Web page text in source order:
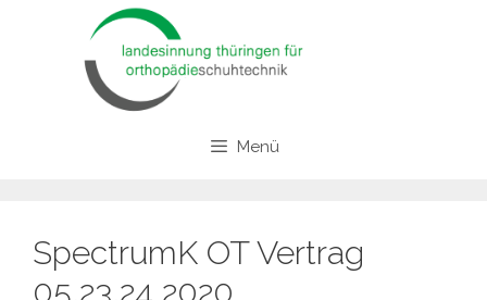
Menü
SpectrumK OT Vertrag
05,23,24 2020